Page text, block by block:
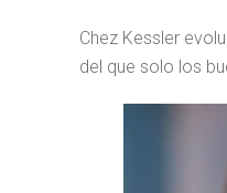
Chez Kessler
del que solo los